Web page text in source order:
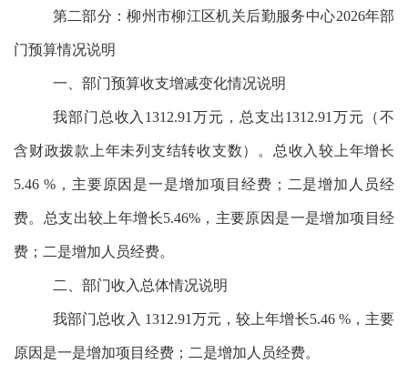
第二部分：柳州市柳江区机关后勤服务中心2026年部
门预算情况说明
一、部门预算收支增减变化情况说明
我部门总收入1312.91万元，总支出1312.91万元（不
含财政拨款上年未列支结转收支数）。总收入较上年增长
5.46 %，主要原因是一是增加项目经费；二是增加人员经
费。总支出较上年增长5.46%，主要原因是一是增加项目经
费；二是增加人员经费。
二、部门收入总体情况说明
我部门总收入 1312.91万元，较上年增长5.46 %，主要
原因是一是增加项目经费；二是增加人员经费。